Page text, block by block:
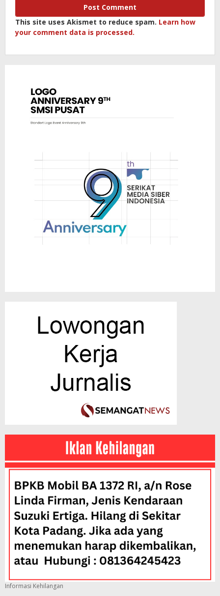
This site uses Akismet to reduce spam. Learn how
your comment data is processed.
Informasi Kehilangan